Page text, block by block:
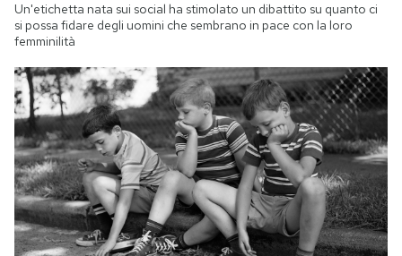
Un'etichetta nata sui social ha stimolato un dibattito su quanto ci
si possa fidare degli uomini che sembrano in pace con la loro
femminilità